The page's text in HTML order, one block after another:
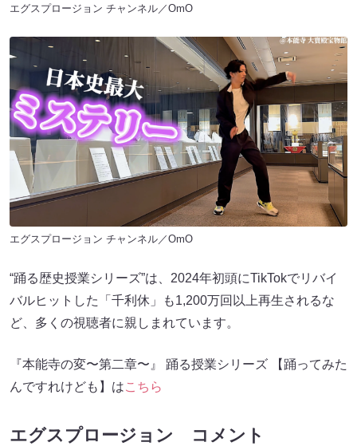
エグスプロージョン チャンネル／OmO
エグスプロージョン チャンネル／OmO
“踊る歴史授業シリーズ”は、2024年初頭にTikTokでリバイ
バルヒットした「千利休」も1,200万回以上再生されるな
ど、多くの視聴者に親しまれています。
『本能寺の変〜第二章〜』 踊る授業シリーズ 【踊ってみた
んですれけども】はこちら
エグスプロージョン コメント